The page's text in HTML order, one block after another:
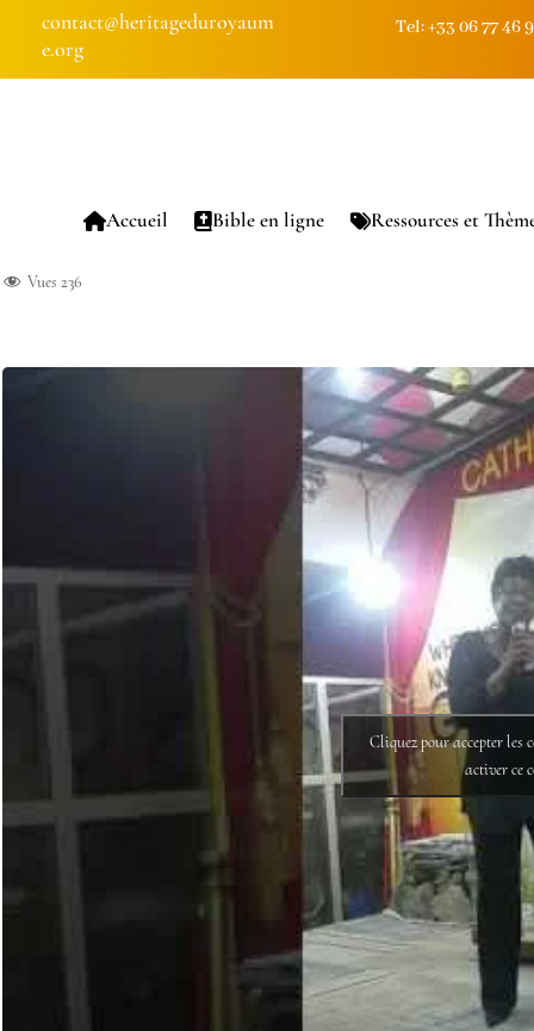
contact@heritageduroyaum
e.org
Tel: +33 06 77 46
Accueil Bible en ligne Ressources et
Vues 236
Cliquez pour accepter les
activer ce